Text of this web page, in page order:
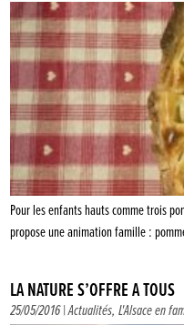
Pour les enfants hauts comme trois
propose une animation famille :
LA NATURE S’OFFRE À TOUS
25/05/2016 |Actualités,L'Alsace en